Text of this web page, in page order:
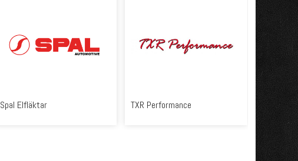
Spal Elfläktar TXR Performance